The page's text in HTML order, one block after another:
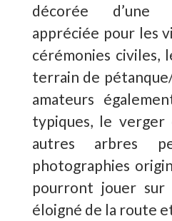
décorée d’une
appréciée pour les
cérémonies civiles,
terrain de
amateurs
typiques, le
autres arbres
photographies
pourront jouer
éloigné de la route